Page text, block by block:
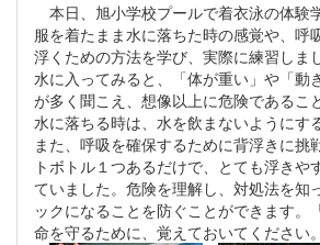
本日、旭小学校プールで着衣泳の体験
服を着たまま水に落ちた時の感覚や、呼
浮くための方法を学び、実際に練習しま
水に入ってみると、「体が重い」や「動
が多く聞こえ、想像以上に危険であるこ
水に落ちる時は、水を飲まないようにす
また、呼吸を確保するために背浮きに挑
トボトル１つあるだけで、とても浮きや
ていました。危険を理解し、対処法を知
ックになることを防ぐことができます。
命を守るために、覚えておいてください。